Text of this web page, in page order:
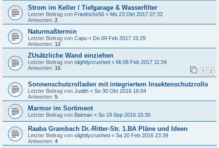
Strom im Keller / Tiefgarage & Wasserfilter
Letzter Beitrag von Friedrichs56 « Mo 23 Okt 2017 07:32
Antworten: 2
Naturmaßtermin
Letzter Beitrag von Capu « Do 09 Feb 2017 15:29
Antworten: 12
ZUsätzliche Wand einziehen
Letzter Beitrag von slightlycrushed « Mi 08 Feb 2017 11:34
Antworten: 15 1 2
Sonnenschutzrolladen mit integriertem Insektenschutzrollo
Letzter Beitrag von Judith « So 30 Okt 2016 16:04
Antworten: 5
Marmor im Sortiment
Letzter Beitrag von Batman « So 18 Sep 2016 15:30
Raaba Grambach Dr.-Ritter-Str. 1.BA Pläne und Ideen
Letzter Beitrag von slightlycrushed « Sa 20 Feb 2016 23:39
Antworten: 4